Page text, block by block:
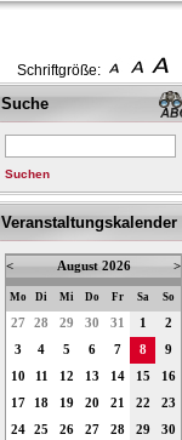
Schriftgröße:
Suche
Suchen
Veranstaltungskalender
< August 2026 >
Mo Di Mi Do Fr Sa So
27 28 29 30 31 1
2
3
4 5 6 7 8
9
10
11 12 13 14 15
16
17
18 19 20 21 22
23
24
25 26 27 28 29
30